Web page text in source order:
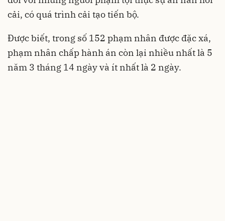
cải, có quá trình cải tạo tiến bộ.
Được biết, trong số 152 phạm nhân được đặc xá,
phạm nhân chấp hành án còn lại nhiều nhất là 5
năm 3 tháng 14 ngày và ít nhất là 2 ngày.